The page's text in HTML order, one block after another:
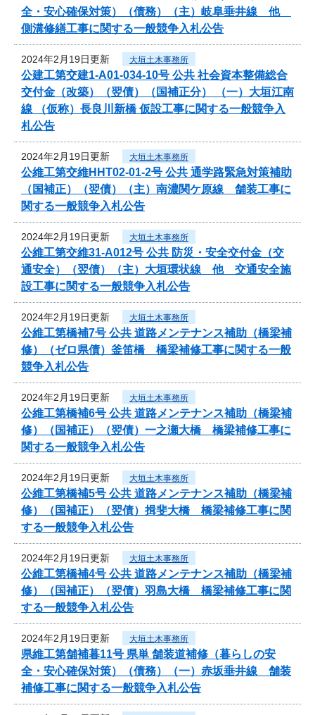
全・安心確保対策）（債務）（主）岐阜垂井線 他
側溝修繕工事に関する一般競争入札公告
2024年2月19日更新 大垣土木事務所
公建工第交建1-A01-034-10号 公共 社会資本整備総合
交付金（改築）（翌債）（国補正分） （一）大垣江南
線 （仮称）長良川新橋 仮設工事に関する一般競争入
札公告
2024年2月19日更新 大垣土木事務所
公維工第交維HHT02-01-2号 公共 通学路緊急対策補助
（国補正）（翌債）（主）南濃関ケ原線 舗装工事に
関する一般競争入札公告
2024年2月19日更新 大垣土木事務所
公維工第交維31-A012号 公共 防災・安全交付金（交
通安全）（翌債）（主）大垣環状線 他 交通安全施
設工事に関する一般競争入札公告
2024年2月19日更新 大垣土木事務所
公維工第橋補7号 公共 道路メンテナンス補助（橋梁補
修）（ゼロ県債）釜笛橋 橋梁補修工事に関する一般
競争入札公告
2024年2月19日更新 大垣土木事務所
公維工第橋補6号 公共 道路メンテナンス補助（橋梁補
修）（国補正）（翌債）一之瀬大橋 橋梁補修工事に
関する一般競争入札公告
2024年2月19日更新 大垣土木事務所
公維工第橋補5号 公共 道路メンテナンス補助（橋梁補
修）（国補正）（翌債）揖斐大橋 橋梁補修工事に関
する一般競争入札公告
2024年2月19日更新 大垣土木事務所
公維工第橋補4号 公共 道路メンテナンス補助（橋梁補
修）（国補正）（翌債）羽島大橋 橋梁補修工事に関
する一般競争入札公告
2024年2月19日更新 大垣土木事務所
県維工第舗補暮11号 県単 舗装道補修（暮らしの安
全・安心確保対策）（債務）（一）赤坂垂井線 舗装
補修工事に関する一般競争入札公告